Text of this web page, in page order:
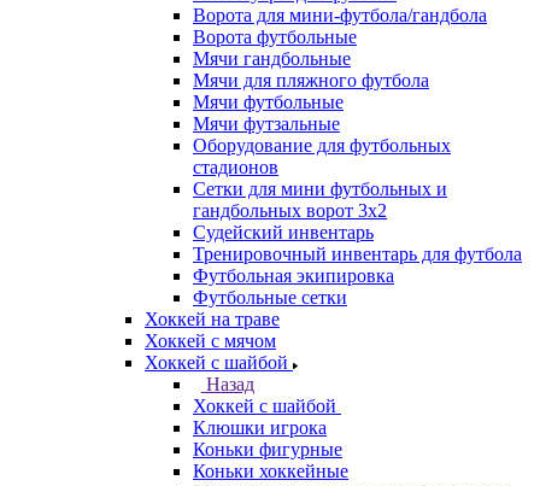
Ворота для мини-футбола/гандбола
Ворота футбольные
Мячи гандбольные
Мячи для пляжного футбола
Мячи футбольные
Мячи футзальные
Оборудование для футбольных
стадионов
Сетки для мини футбольных и
гандбольных ворот 3х2
Судейский инвентарь
Тренировочный инвентарь для футбола
Футбольная экипировка
Футбольные сетки
Хоккей на траве
Хоккей с мячом
Хоккей с шайбой
Назад
Хоккей с шайбой
Клюшки игрока
Коньки фигурные
Коньки хоккейные